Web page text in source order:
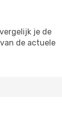
je de
de actuele